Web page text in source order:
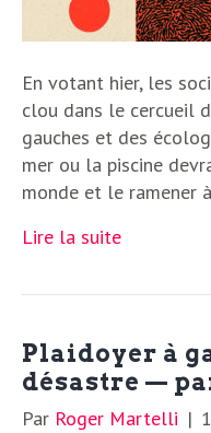
En votant hier, les
clou dans le cercueil
gauches et des
mer ou la piscine
monde et le ramener
Lire la suite
Plaidoyer à
désastre —
Par Roger Martelli |